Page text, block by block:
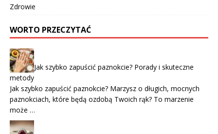
Zdrowie
WORTO PRZECZYTAĆ
Jak szybko zapuścić paznokcie? Porady i skuteczne
metody
Jak szybko zapuścić paznokcie? Marzysz o długich, mocnych
paznokciach, które będą ozdobą Twoich rąk? To marzenie
może …